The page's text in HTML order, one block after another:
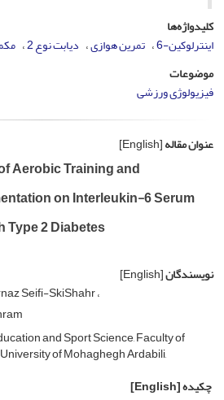
کلیدواژه‌ها
اینترلوکین-6
تمرین هوازی دیابت نوع 2
موضوعات
فیزیولوژی ورزشی
عنوان مقاله[English]
Aerobic Training and
on Interleukin-6 Serum
Type 2 Diabetes
نویسندگان[English]
Seifi-SkiShahr
and Sport Science, Faculty of
of Mohaghegh Ardabili,
چکیده[English]